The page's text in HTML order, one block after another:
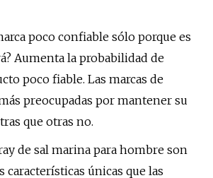
poco confiable sólo porque es
Aumenta la probabilidad de
poco fiable. Las marcas de
preocupadas por mantener su
que otras no.
de sal marina para hombre son
características únicas que las